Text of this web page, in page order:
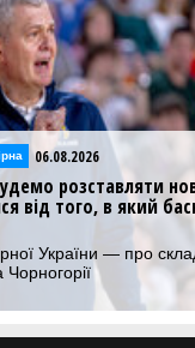
нові акценти,
в який баскетбол
— про склад на